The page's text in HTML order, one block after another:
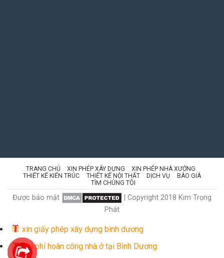
TRANG CHỦ XIN PHÉP XÂY DỰNG
XIN PHÉP NHÀ XƯỞNG
THIẾT KẾ KIẾN TRÚC
THIẾT KẾ NỘI THẤT DỊCH VỤ
BÁO GIÁ
TÌM CHÚNG TÔI
Được bảo mật
| Copyright 2018 Kim Trọng
Phát
xin giấy phép xây dựng bình dương
Chi phí hoàn công nhà ở tại Bình Dương